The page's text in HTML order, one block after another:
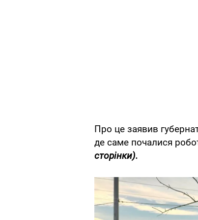
Про це заявив
де саме почалися
сторінки).